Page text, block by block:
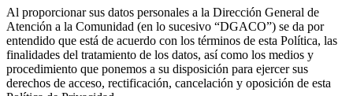
Al proporcionar sus datos personales a la Dirección General de
Atención a la Comunidad (en lo sucesivo “DGACO”) se da por
entendido que está de acuerdo con los términos de esta Política, las
finalidades del tratamiento de los datos, así como los medios y
procedimiento que ponemos a su disposición para ejercer sus
derechos de acceso, rectificación, cancelación y oposición de esta